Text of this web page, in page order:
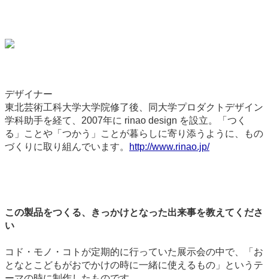
デザイナー
東北芸術工科大学大学院修了後、同大学プロダクトデザイン
学科助手を経て、2007年に rinao design を設立。「つく
る」ことや「つかう」ことが暮らしに寄り添うように、もの
づくりに取り組んでいます。
http://www.rinao.jp/
この製品をつくる、きっかけとなった出来事を教えてくださ
い
コド・モノ・コトが定期的に行っていた展示会の中で、「お
となとこどもがおでかけの時に一緒に使えるもの」というテ